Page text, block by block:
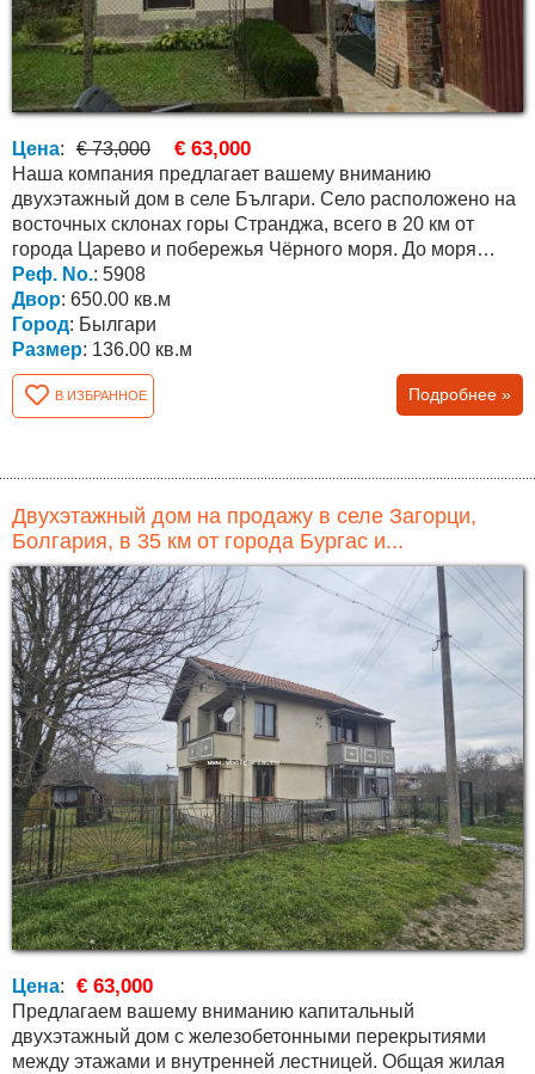
Цена: € 73,000 € 63,000
Наша компания предлагает вашему вниманию
двухэтажный дом в селе Българи. Село расположено на
восточных склонах горы Странджа, всего в 20 км от
города Царево и побережья Чёрного моря. До моря
ведёт...
Реф. No.: 5908
Двор: 650.00 кв.м
Город: Былгари
Размер: 136.00 кв.м
В ИЗБРАННОЕ Подробнее »
Двухэтажный дом на продажу в селе Загорци,
Болгария, в 35 км от города Бургас и...
Цена: € 63,000
Предлагаем вашему вниманию капитальный
двухэтажный дом с железобетонными перекрытиями
между этажами и внутренней лестницей. Общая жилая